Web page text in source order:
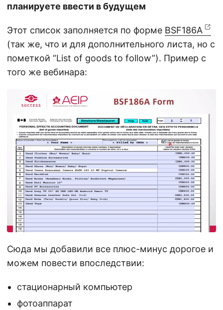
планируете ввести в будущем
Этот список заполняется по форме BSF186A
(так же, что и для дополнительного листа, но с
пометкой “List of goods to follow”). Пример с
того же вебинара:
Сюда мы добавили все плюс-минус дорогое и
можем повести впоследствии:
стационарный компьютер
фотоаппарат